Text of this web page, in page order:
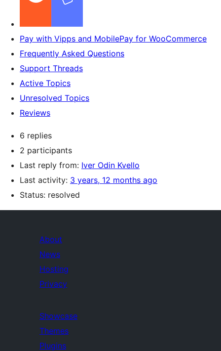
Pay with Vipps and MobilePay for WooCommerce
Frequently Asked Questions
Support Threads
Active Topics
Unresolved Topics
Reviews
6 replies
2 participants
Last reply from: Iver Odin Kvello
Last activity: 3 years, 12 months ago
Status: resolved
About
News
Hosting
Privacy
Showcase
Themes
Plugins